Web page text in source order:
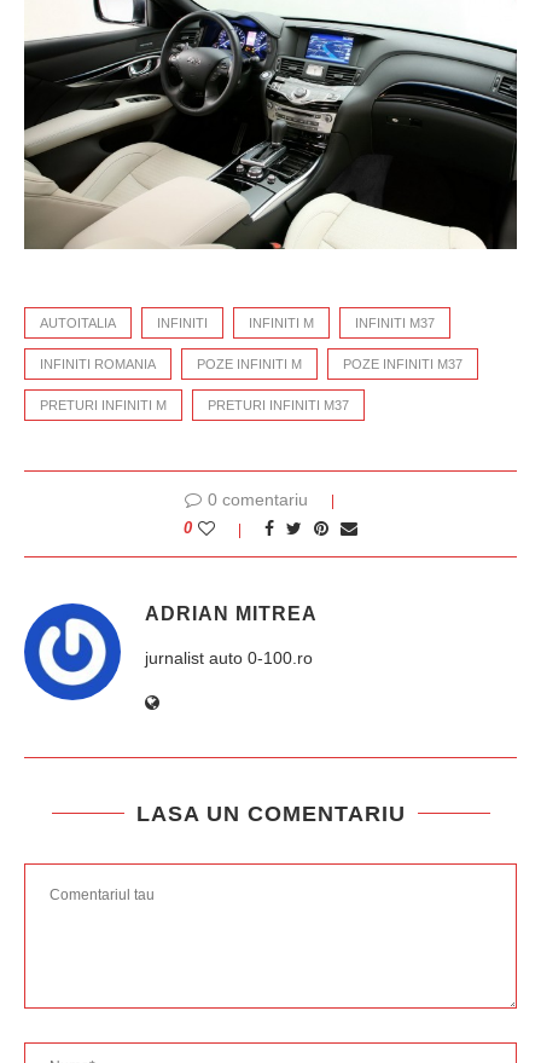
AUTOITALIA INFINITI INFINITI M INFINITI M37
INFINITI ROMANIA POZE INFINITI M POZE INFINITI M37
PRETURI INFINITI M PRETURI INFINITI M37
0 comentariu
0
ADRIAN MITREA
jurnalist auto 0-100.ro
LASA UN COMENTARIU